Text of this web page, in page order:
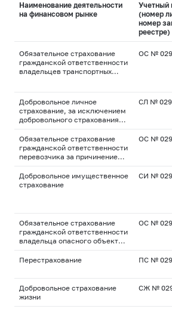
Наименование деятельности
на финансовом рынке
Учетный
(номер
номер
реестре)
Обязательное страхование
гражданской ответственности
владельцев транспортных
ОС №
Добровольное личное
страхование, за исключением
добровольного страхования
СЛ №
Обязательное страхование
гражданской ответственности
перевозчика за причинение
имуществу пассажиров
ОС №
Добровольное имущественное
страхование
СИ №
Обязательное страхование
гражданской ответственности
владельца опасного объекта
результате аварии на опасном
ОС №
Перестрахование ПС №
Добровольное страхование
жизни
СЖ №